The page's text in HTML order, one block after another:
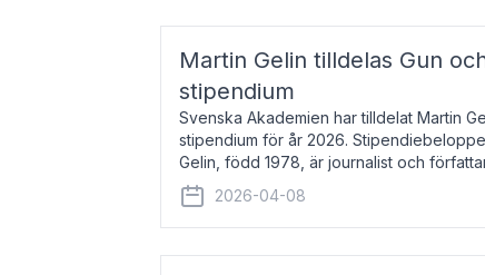
Martin Gelin tilldelas Gun
stipendium
Svenska Akademien har tilldelat Martin
stipendium för år 2026.
Gelin, född 1978, är journalist och
men var under många år bosat
2026-04-08